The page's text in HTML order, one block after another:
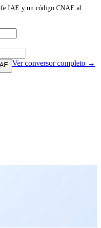
IAE y un código CNAE al
Ver conversor completo →